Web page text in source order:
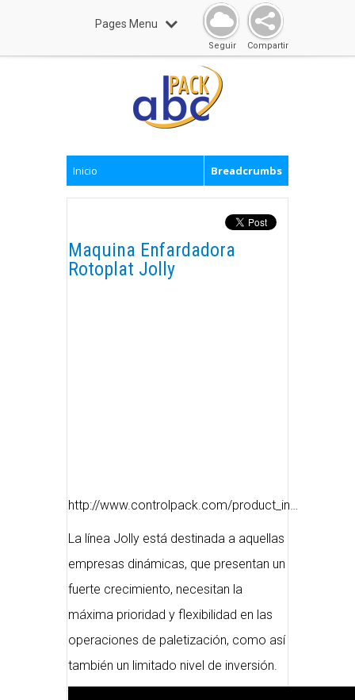
Pages Menu
Compartir
Seguir
Inicio Breadcrumbs
Maquina Enfardadora
Rotoplat Jolly
http://www.controlpack.com/product_in…
La línea Jolly está destinada a aquellas
empresas dinámicas, que presentan un
fuerte crecimiento, necesitan la
máxima prioridad y flexibilidad en las
operaciones de paletización, como así
también un limitado nivel de inversión.